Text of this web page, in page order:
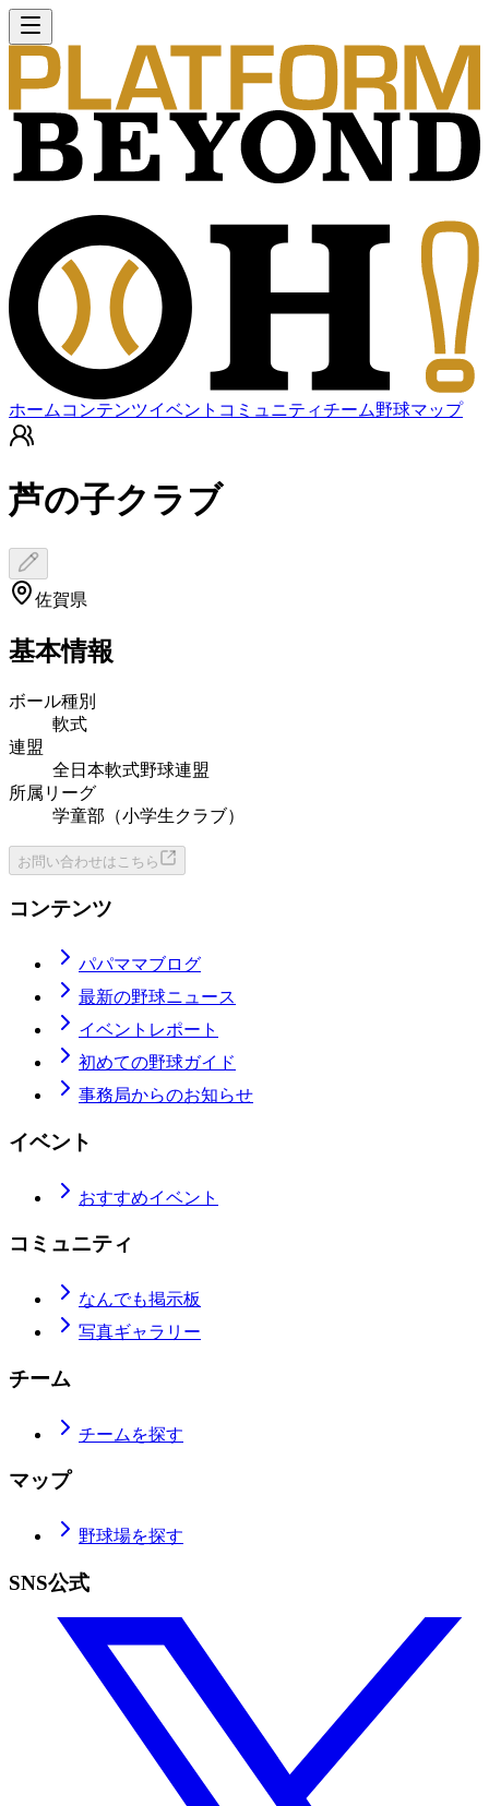
ホーム コンテンツイベント コミュニティチーム野球マップ
芦の子クラブ
佐賀県
基本情報
ボール種別
軟式
連盟
全日本軟式野球連盟
所属リーグ
学童部（小学生クラブ）
お問い合わせはこちら
コンテンツ
パパママブログ
最新の野球ニュース
イベントレポート
初めての野球ガイド
事務局からのお知らせ
イベント
おすすめイベント
コミュニティ
なんでも掲示板
写真ギャラリー
チーム
チームを探す
マップ
野球場を探す
SNS公式